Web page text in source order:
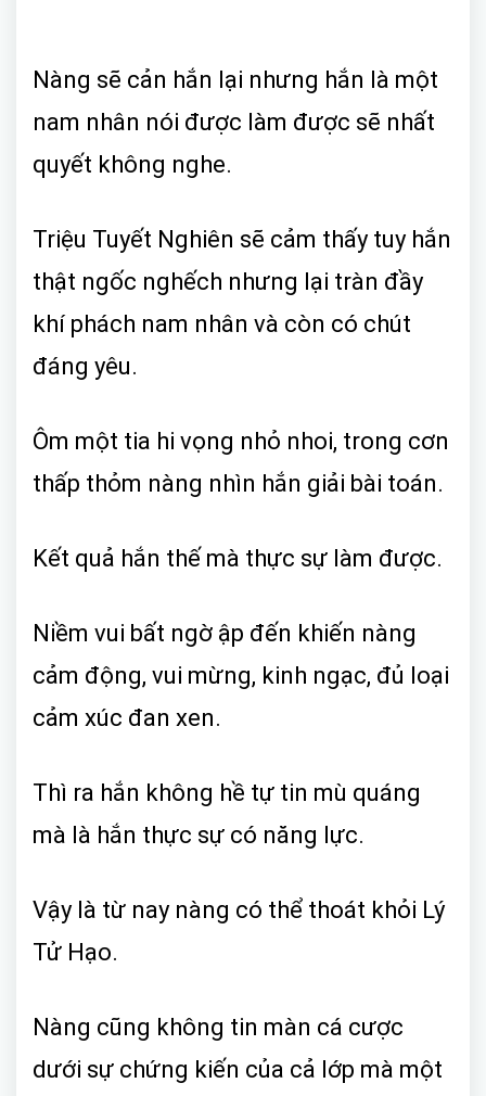
Nàng sẽ cản hắn lại nhưng hắn là một
nam nhân nói được làm được sẽ nhất
quyết không nghe.
Triệu Tuyết Nghiên sẽ cảm thấy tuy hắn
thật ngốc nghếch nhưng lại tràn đầy
khí phách nam nhân và còn có chút
đáng yêu.
Ôm một tia hi vọng nhỏ nhoi, trong cơn
thấp thỏm nàng nhìn hắn giải bài toán.
Kết quả hắn thế mà thực sự làm được.
Niềm vui bất ngờ ập đến khiến nàng
cảm động, vui mừng, kinh ngạc, đủ loại
cảm xúc đan xen.
Thì ra hắn không hề tự tin mù quáng
mà là hắn thực sự có năng lực.
Vậy là từ nay nàng có thể thoát khỏi Lý
Tử Hạo.
Nàng cũng không tin màn cá cược
dưới sự chứng kiến của cả lớp mà một